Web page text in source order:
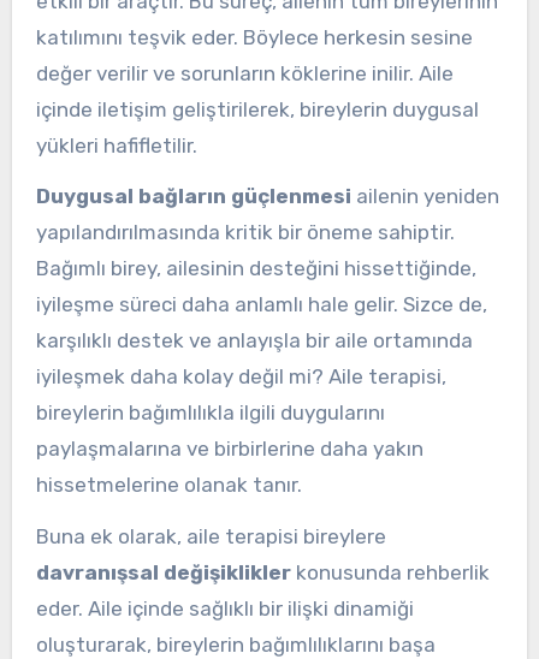
katılımını teşvik eder. Böylece herkesin sesine
değer verilir ve sorunların köklerine inilir. Aile
içinde iletişim geliştirilerek, bireylerin duygusal
yükleri hafifletilir.
Duygusal bağların güçlenmesi ailenin yeniden
yapılandırılmasında kritik bir öneme sahiptir.
Bağımlı birey, ailesinin desteğini hissettiğinde,
iyileşme süreci daha anlamlı hale gelir. Sizce de,
karşılıklı destek ve anlayışla bir aile ortamında
iyileşmek daha kolay değil mi? Aile terapisi,
bireylerin bağımlılıkla ilgili duygularını
paylaşmalarına ve birbirlerine daha yakın
hissetmelerine olanak tanır.
Buna ek olarak, aile terapisi bireylere
davranışsal değişikliklerkonusunda rehberlik
eder. Aile içinde sağlıklı bir ilişki dinamiği
oluşturarak, bireylerin bağımlılıklarını başa